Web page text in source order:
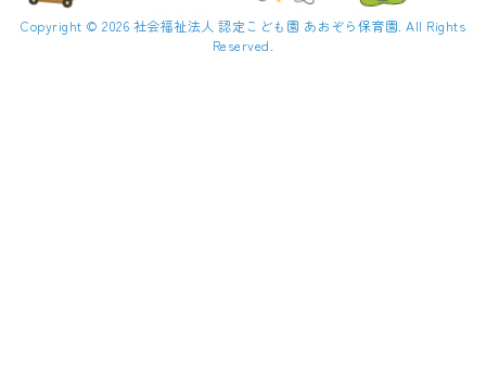
Copyright © 2026 社会福祉法人 認定こども園 あおぞら保育園. All Rights
Reserved.